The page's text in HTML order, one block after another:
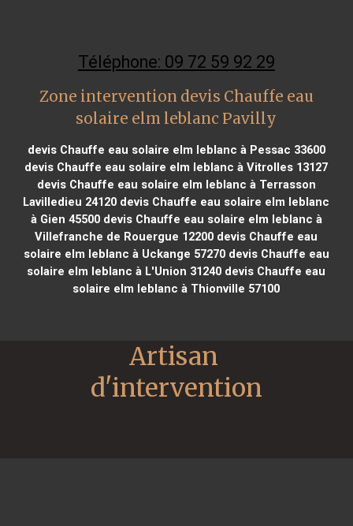
Téléphone: 09 72 59 92 29
Zone intervention devis Chauffe eau
solaire elm leblanc Pavilly
devis Chauffe eau solaire elm leblanc à Pessac 33600
devis Chauffe eau solaire elm leblanc à Vitrolles 13127
devis Chauffe eau solaire elm leblanc à Terrasson
Lavilledieu 24120 devis Chauffe eau solaire elm leblanc
à Gien 45500devis Chauffe eau solaire elm leblanc à
Villefranche de Rouergue 12200 devis Chauffe eau
solaire elm leblanc à Uckange 57270devis Chauffe eau
solaire elm leblanc à L'Union 31240 devis Chauffe eau
solaire elm leblanc à Thionville 57100
Artisan
d'intervention